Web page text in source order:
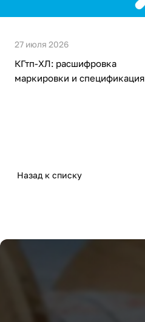
27 июля 2026
КГтп-ХЛ: расшифровка
маркировки и спецификация
Назад к списку